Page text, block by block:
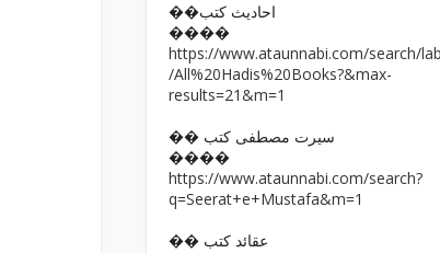
��احادیث کتب
����
https://www.ataunnabi.com/search/
/All%20Hadis%20Books?&max-
results=21&m=1
�� سیرت مصطفی کتب
����
https://www.ataunnabi.com/search?
q=Seerat+e+Mustafa&m=1
�� عقائد کتب